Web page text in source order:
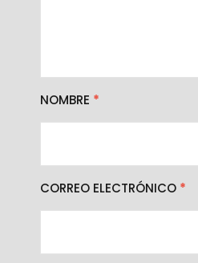
NOMBRE *
CORREO ELECTRÓNICO *